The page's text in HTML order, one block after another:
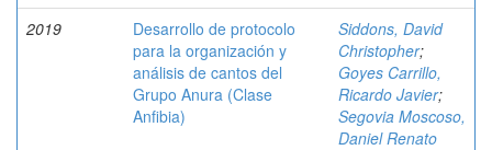
2019
Desarrollo de protocolo
para la organización y
análisis de cantos del
Grupo Anura (Clase
Anfibia)
Siddons, David
Christopher;
Goyes Carrillo,
Ricardo Javier;
Segovia Moscoso,
Daniel Renato